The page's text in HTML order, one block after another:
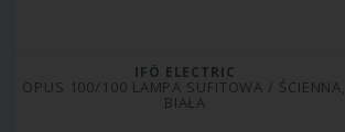
IFÖ ELECTRIC
OPUS 100/100 LAMPA SUFITOWA / ŚCIENNA,
BIAŁA